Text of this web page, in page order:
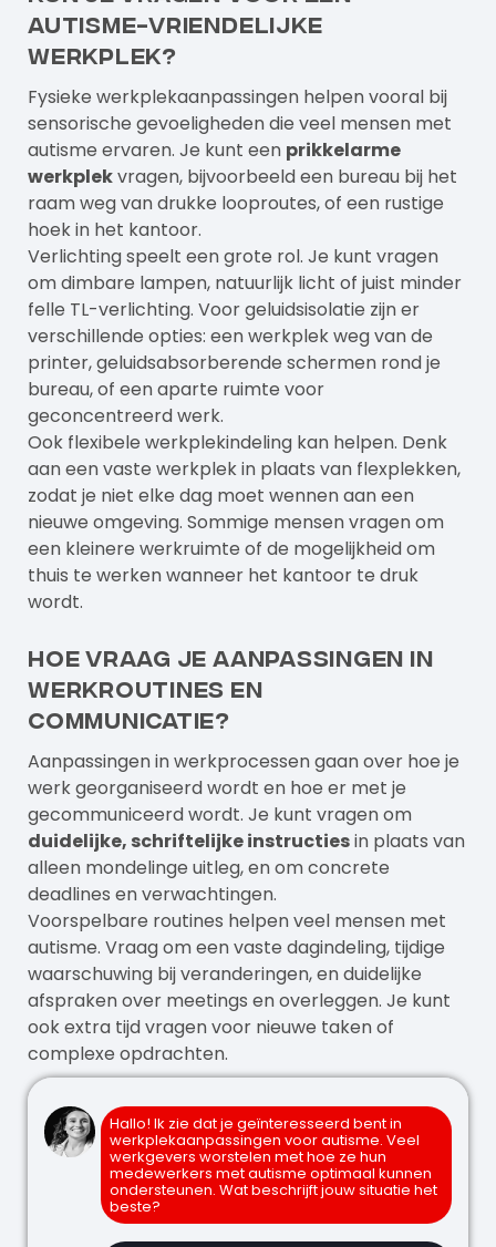
autisme-vriendelijke
werkplek?
Fysieke werkplekaanpassingen helpen vooral bij
sensorische gevoeligheden die veel mensen met
autisme ervaren. Je kunt een prikkelarme
werkplekvragen, bijvoorbeeld een bureau bij het
raam weg van drukke looproutes, of een rustige
hoek in het kantoor.
Verlichting speelt een grote rol. Je kunt vragen
om dimbare lampen, natuurlijk licht of juist minder
felle TL-verlichting. Voor geluidsisolatie zijn er
verschillende opties: een werkplek weg van de
printer, geluidsabsorberende schermen rond je
bureau, of een aparte ruimte voor
geconcentreerd werk.
Ook flexibele werkplekindeling kan helpen. Denk
aan een vaste werkplek in plaats van flexplekken,
zodat je niet elke dag moet wennen aan een
nieuwe omgeving. Sommige mensen vragen om
een kleinere werkruimte of de mogelijkheid om
thuis te werken wanneer het kantoor te druk
wordt.
Hoe vraag je aanpassingen in
werkroutines en
communicatie?
Aanpassingen in werkprocessen gaan over hoe je
werk georganiseerd wordt en hoe er met je
gecommuniceerd wordt. Je kunt vragen om
duidelijke, schriftelijke instructiesin plaats van
alleen mondelinge uitleg, en om concrete
deadlines en verwachtingen.
Voorspelbare routines helpen veel mensen met
autisme. Vraag om een vaste dagindeling, tijdige
waarschuwing bij veranderingen, en duidelijke
afspraken over meetings en overleggen. Je kunt
ook extra tijd vragen voor nieuwe taken of
complexe opdrachten.
Hallo! Ik zie dat je geïnteresseerd bent in
werkplekaanpassingen voor autisme. Veel
werkgevers worstelen met hoe ze hun
medewerkers met autisme optimaal kunnen
ondersteunen. Wat beschrijft jouw situatie het
beste?We hebben nu een concrete situatie die
ondersteuning vraagt